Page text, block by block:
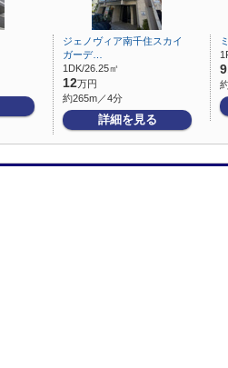
ジェノヴィア南千住スカイ
ガーデ…
1DK/26.25㎡
12万円
約265m／4分
詳細を見る